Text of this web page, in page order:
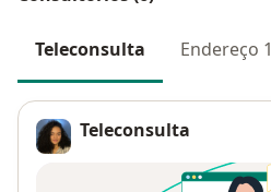
Teleconsulta Endereço 1
Teleconsulta